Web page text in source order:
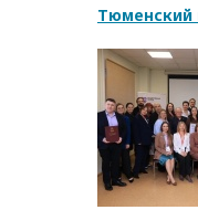
Тюменский